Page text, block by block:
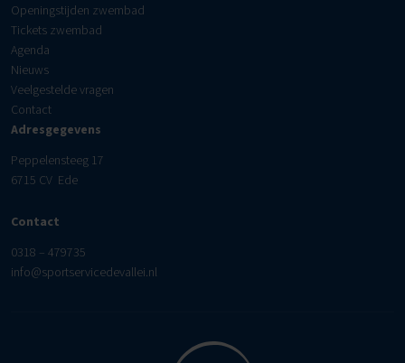
Openingstijden zwembad
Tickets zwembad
Agenda
Nieuws
Veelgestelde vragen
Contact
Adresgegevens
Peppelensteeg 17
6715 CV Ede
Contact
0318 – 479735
info@sportservicedevallei.nl